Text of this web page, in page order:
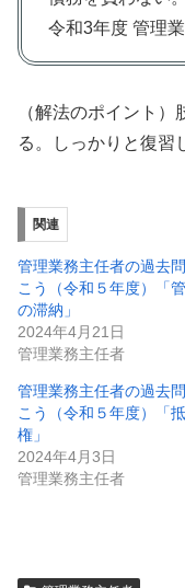
令和3年度 管理
（解法のポイント
る。しっかりと復習
関連
管理業務主任者の過去
こう（令和５年度）「
の滞納」
2024年4月21日
管理業務主任者
管理業務主任者の過去
こう（令和５年度）「
権」
2024年4月3日
管理業務主任者